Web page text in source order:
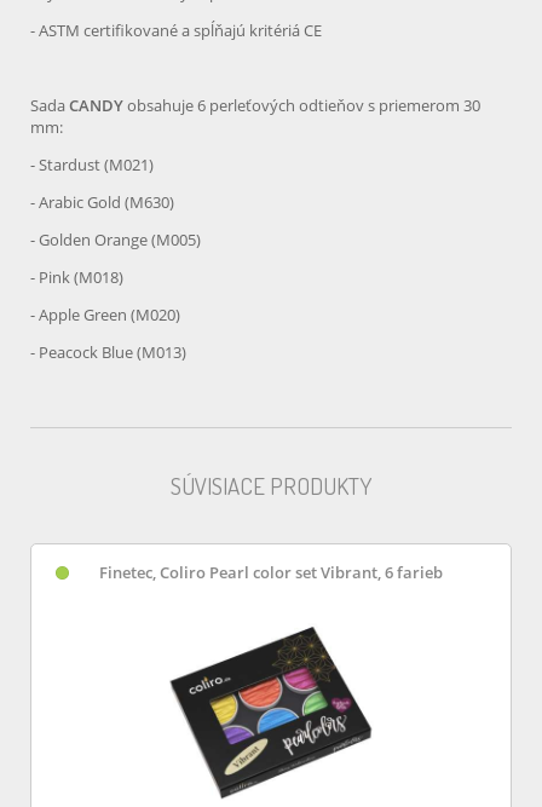
- ASTM certifikované a spĺňajú kritériá CE
SadaCANDYobsahuje 6 perleťových odtieňov s priemerom 30
mm:
- Stardust (M021)
- Arabic Gold (M630)
- Golden Orange (M005)
- Pink (M018)
- Apple Green (M020)
- Peacock Blue (M013)
SÚVISIACE PRODUKTY
Finetec, Coliro Pearl color set Vibrant, 6 farieb